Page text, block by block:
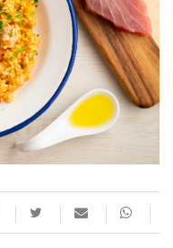
BUSCA L’EQUILIBRI”